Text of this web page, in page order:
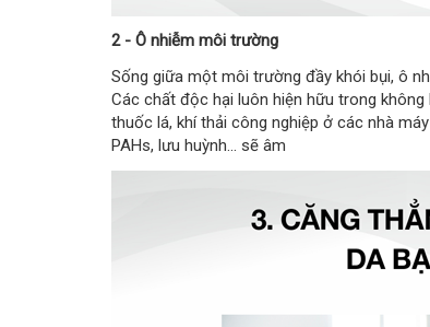
2 - Ô nhiễm môi trường
Sống giữa một môi trường đầy khói bụi, ô
Các chất độc hại luôn hiện hữu trong
thuốc lá, khí thải công nghiệp ở các nhà
PAHs, lưu huỳnh... sẽ âm